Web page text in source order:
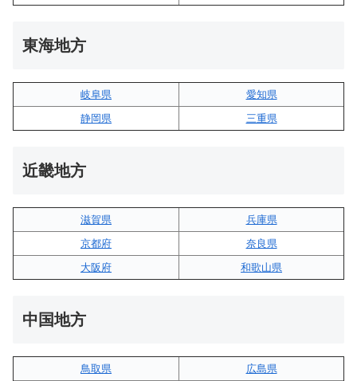
東海地方
岐阜県
愛知県
静岡県
三重県
近畿地方
滋賀県
兵庫県
京都府
奈良県
大阪府
和歌山県
中国地方
鳥取県
広島県